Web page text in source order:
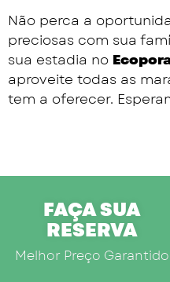
Não perca a
preciosas com sua
sua estadia no
aproveite todas as
tem a oferecer.
FAÇA SUA
RESERVA
Melhor Preço Garantido